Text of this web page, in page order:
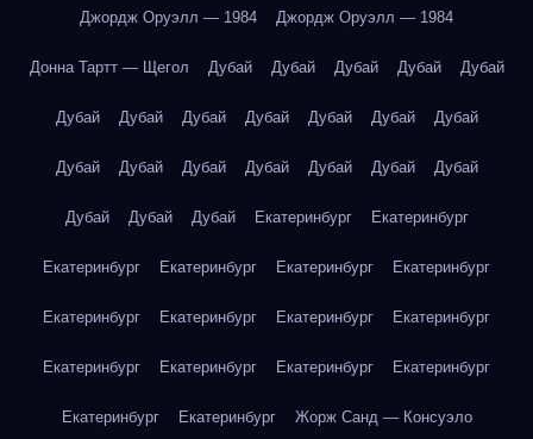
Джордж Оруэлл — 1984 Джордж Оруэлл — 1984
Донна Тартт — Щегол Дубай Дубай Дубай Дубай Дубай
Дубай Дубай Дубай Дубай Дубай Дубай Дубай
Дубай Дубай Дубай Дубай Дубай Дубай Дубай
Дубай Дубай Дубай Екатеринбург Екатеринбург
Екатеринбург Екатеринбург Екатеринбург Екатеринбург
Екатеринбург Екатеринбург Екатеринбург Екатеринбург
Екатеринбург Екатеринбург Екатеринбург Екатеринбург
Екатеринбург Екатеринбург Жорж Санд — Консуэло